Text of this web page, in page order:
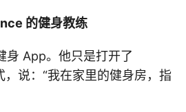
的健身教练
身 App。他只是打开了
说：“我在家里的健身房，指